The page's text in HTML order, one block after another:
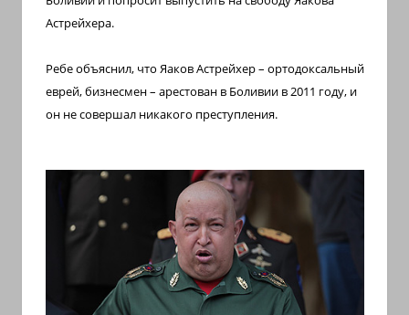
Астрейхера.
Ребе объяснил, что Яаков Астрейхер – ортодоксальный
еврей, бизнесмен – арестован в Боливии в 2011 году, и
он не совершал никакого преступления.